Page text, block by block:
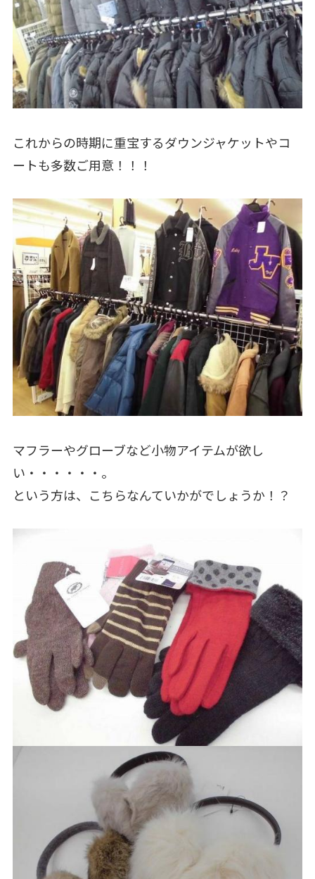
これからの時期に重宝するダウンジャケットやコ
ートも多数ご用意！！！
マフラーやグローブなど小物アイテムが欲し
い・・・・・・。
という方は、こちらなんていかがでしょうか！？